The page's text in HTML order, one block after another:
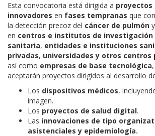
Esta convocatoria está dirigida a proyectos
innovadores en fases tempranas que
la detección precoz del cáncer de pulmón
en centros e institutos de investigación
sanitaria, entidades e instituciones
privadas, universidades y otros centros
así como empresas de base tecnológica
aceptarán proyectos dirigidos al desarrollo
Los dispositivos médicos,
imagen.
Los proyectos de salud digital.
Las innovaciones de tipo
asistenciales y epidemiología.